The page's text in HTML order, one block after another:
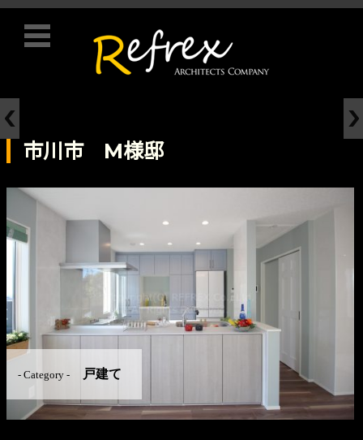
コンテンツに移動
市川市 M様邸
- Category - 戸建て